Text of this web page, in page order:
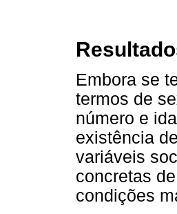
Embora se
termos de
número e
existência
variáveis
concretas
condições